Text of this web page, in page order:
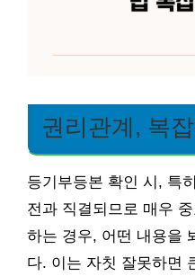
권리관계, 복
등기부등본 확인 시, 특
전과 직결되므로 매우
하는 경우, 어떤 내용을
다. 이는 자칫 잘못하면